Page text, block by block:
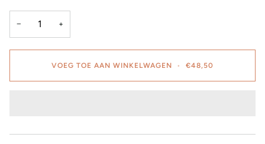
− +
VOEG TOE AAN WINKELWAGEN • €48,50